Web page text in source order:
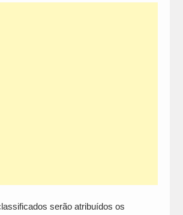
serão atribuídos os